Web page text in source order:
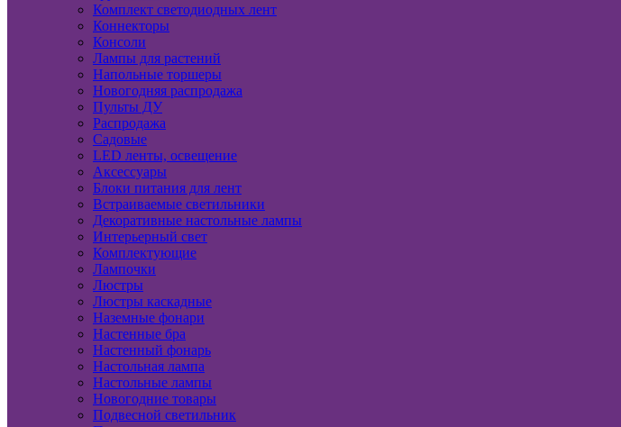
Комплект светодиодных лент
Коннекторы
Консоли
Лампы для растений
Напольные торшеры
Новогодняя распродажа
Пульты ДУ
Распродажа
Садовые
LED ленты, освещение
Аксессуары
Блоки питания для лент
Встраиваемые светильники
Декоративные настольные лампы
Интерьерный свет
Комплектующие
Лампочки
Люстры
Люстры каскадные
Наземные фонари
Настенные бра
Настенный фонарь
Настольная лампа
Настольные лампы
Новогодние товары
Подвесной светильник